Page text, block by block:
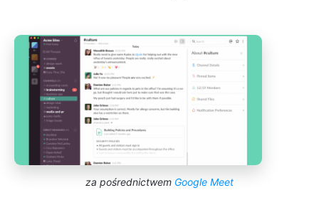
za pośrednictwem Google Meet